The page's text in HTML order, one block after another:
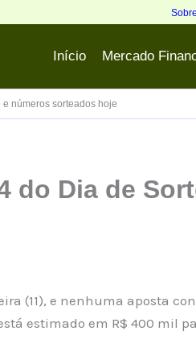
Sobre
Início Mercado
números sorteados hoje
do Dia de
(11), e nenhuma aposta
estimado em R$ 400 mil